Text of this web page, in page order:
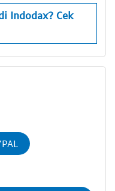
Indodax? Cek